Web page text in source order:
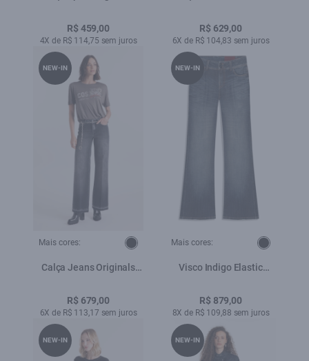
R$ 459,00
4X de R$ 114,75 sem juros
R$ 629,00
6X de R$ 104,83 sem juros
Mais cores:
Calça Jeans Originals
Escuro Com Rebolo
R$ 679,00
6X de R$ 113,17 sem juros
NEW-IN
Mais cores:
Visco Indigo Elastic
Lav.Escuro C/ Matiz+3d
R$ 879,00
8X de R$ 109,88 sem juros
NEW-IN
NEW-IN NEW-IN